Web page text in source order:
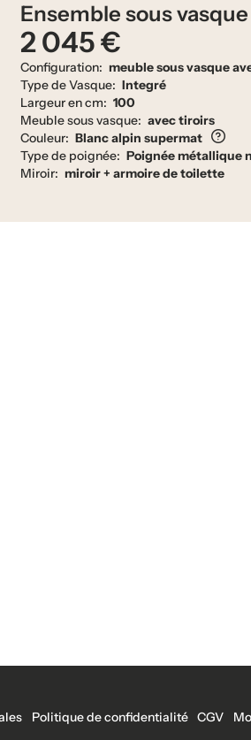
Ensemble sous
2 045 €
Configuration: meuble sous vasque
Type de Vasque: Integré
Largeur en cm: 100
Meuble sous vasque: avec tiroirs
Couleur: Blanc alpin supermat
Type de poignée: Poignée métallique
Miroir: miroir + armoire de toilette
Politique de confidentialité CGV